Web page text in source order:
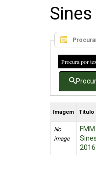
Procura por
Imagem Título
No
image
FMM
Sines
2016